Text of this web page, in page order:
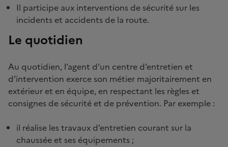
Il participe aux interventions de sécurité sur les
incidents et accidents de la route.
Le quotidien
Au quotidien, l’agent d’un centre d’entretien et
d’intervention exerce son métier majoritairement en
extérieur et en équipe, en respectant les règles et
consignes de sécurité et de prévention. Par exemple :
il réalise les travaux d’entretien courant sur la
chaussée et ses équipements ;